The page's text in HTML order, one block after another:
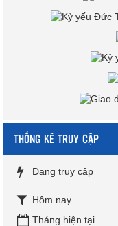
THỐNG KÊ TRUY CẬP
Đang truy cập
Hôm nay
Tháng hiện tại